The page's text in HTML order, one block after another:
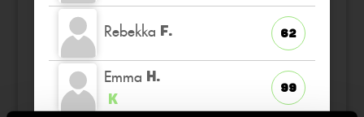
Rebekka F. 62
Emma H.
K
99